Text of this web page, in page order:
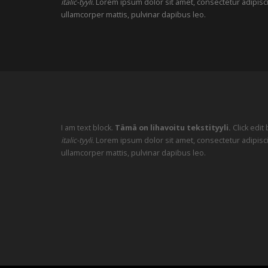
ullamcorper mattis, pulvinar dapibus leo.
I am text block. Tämä on lihavoitu tekstityyli. Click edit
italic-tyyli. Lorem ipsum dolor sit amet, consectetur
ullamcorper mattis, pulvinar dapibus leo.